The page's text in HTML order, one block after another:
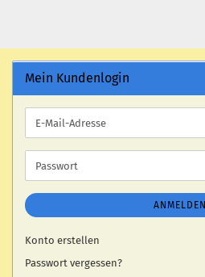
Mein Kundenlogin
E-
Mail-
Adresse
Passwort
ANMELDEN
Konto erstellen
Passwort vergessen?